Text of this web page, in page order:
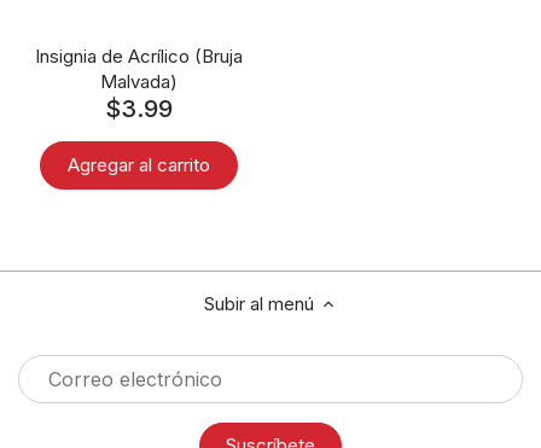
Insignia de Acrílico (Bruja
Malvada)
$3.99
Agregar al carrito
Subir al menú